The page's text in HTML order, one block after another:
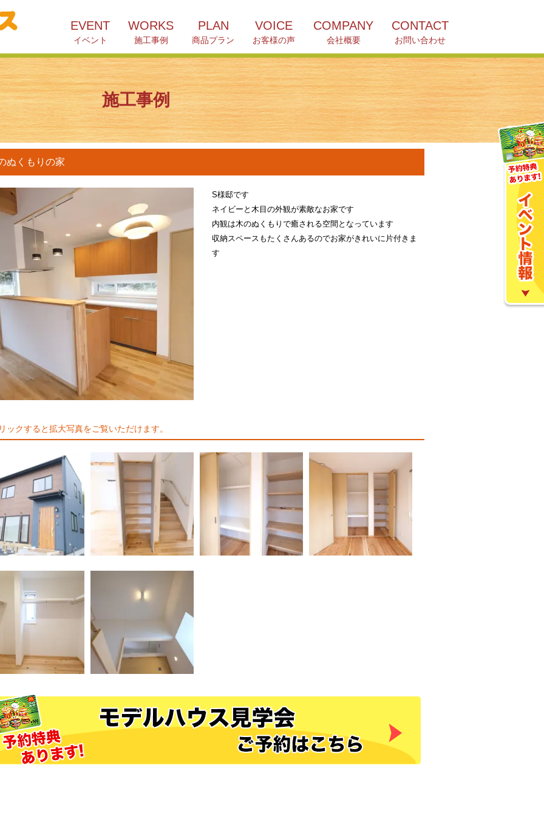
EVENT
イベント
WORKS
施工事例
PLAN
商品プラン
VOICE
お客様の声
COMPANY
会社概要
CONTACT
お問い合わせ
施工事例
ぬくもりの家
S様邸です
ネイビーと木目の外観が素敵なお家です
内観は木のぬくもりで癒される空間となっています
収納スペースもたくさんあるのでお家がきれいに片付きま
す
ックすると拡大写真をご覧いただけます。